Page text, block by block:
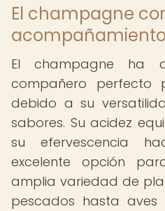
El champagne
El champagne ha
compañero
debido a su
sabores. Su acidez
su efervescencia
excelente opción
amplia variedad de
pescados hasta